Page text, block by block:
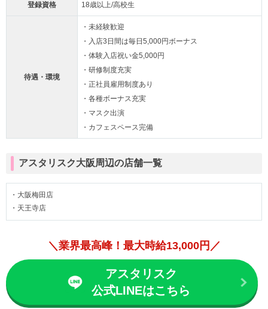
登録資格 18歳以上/高校生
待遇・環境
・未経験歓迎
・入店3日間は毎日5,000円ボーナス
・体験入店祝い金5,000円
・研修制度充実
・正社員雇用制度あり
・各種ボーナス充実
・マスク出演
・カフェスペース完備
アスタリスク大阪周辺の店舗一覧
・大阪梅田店
・天王寺店
＼業界最高峰！最大時給13,000円／
アスタリスク
公式LINEはこちら